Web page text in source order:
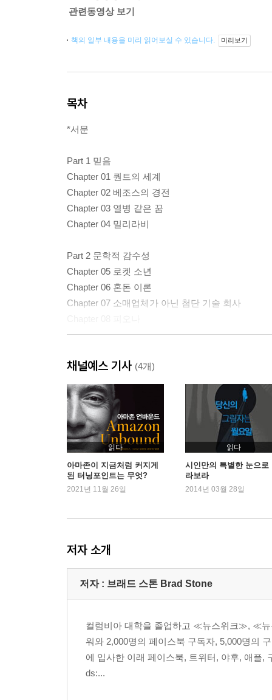
관련동영상 보기
책의 일부 내용을 미리 읽어보실 수 있습니다. 미리보기
목차
*서문
Part 1 믿음
Chapter 01 퀀트의 세계
Chapter 02 베조스의 경전
Chapter 03 열병 같은 꿈
Chapter 04 밀리라비
Part 2 문학적 감수성
Chapter 05 로켓 소년
Chapter 06 혼돈 이론
Chapter 07 소매업체가 아닌 첨단 기술 회사
Chapter 09 발사!
Chapter 10 편리한 신념
Chapter 11 물음표의 왕국
*감사의 말
*제프 베조스가 읽은 책들
*옮긴이의 말
*주석
채널예스 기사 (4개)
읽다
아마존이 지금처럼 커지게
된 터닝포인트는 무엇?
2021년 11월 26일
읽다
시인만의 특별한 눈으로
라보라
2014년 03월 28일
저자 소개
저자 : 브래드 스톤 Brad Stone
컬럼비아 대학을 졸업하고 ≪뉴스위크≫, ≪뉴
워와 2,000명의 페이스북 구독자, 5,000명의
에 입사한 이래 페이스북, 트위터, 야후, 애플,
ds:...